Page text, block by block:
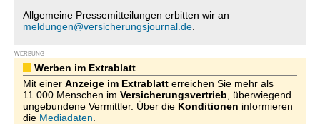
Allgemeine Pressemitteilungen erbitten wir an
meldungen@versicherungsjournal.de
WERBUNG
Werben im Extrablatt
Mit einer Anzeige im Extrablatt erreichen Sie mehr als
11.000 Menschen im Versicherungsvertrieb , überwiegend
ungebundene Vermittler. Über die Konditionen informieren
die Mediadaten